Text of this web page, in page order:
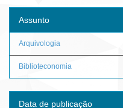
Assunto
Arquivologia
Biblioteconomia
Data de publicação